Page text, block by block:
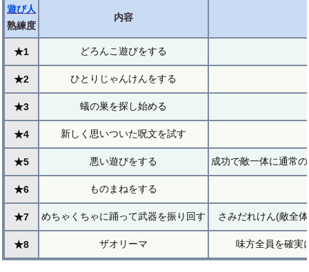
遊び人
熟練度
内容
★1 どろんこ遊びをする
★2 ひとりじゃんけんをする
★3 蟻の巣を探し始める
★4 新しく思いついた呪文を試す
★5 悪い遊びをする 成功で敵一体に通常
★6 ものまねをする
★7 めちゃくちゃに踊って武器を振り回す さみだれけん(敵全
★8 ザオリーマ 味方全員を確実